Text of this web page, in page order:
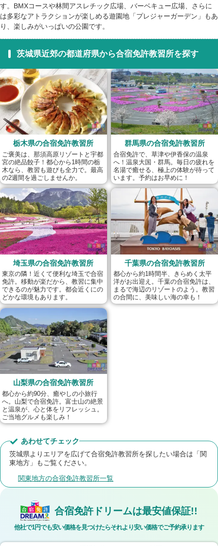
す。BMXコースや林間アスレチック広場、バーベキュー広場、さらに
は多彩なアトラクションが楽しめる遊園地「プレジャーガーデン」もあ
り、楽しみがいっぱいの公園です。
茨城県近郊の都道府県から合宿免許教習所を探す
栃木県の合宿免許教習所
ご褒美は、那須高原リゾートと宇都
宮の絶品餃子！都心から1時間の栃
木なら、教習も遊びも全力で。最高
の2週間を過ごしませんか。
群馬県の合宿免許教習所
合宿免許で、草津や伊香保の温泉
へ！温泉大国・群馬。毎日の疲れを
名湯で癒せる、極上の体験が待って
います。予約はお早めに！
埼玉県の合宿免許教習所
東京の隣！近くて便利な埼玉で合宿
免許。移動が楽だから、教習に集中
できるのが魅力です。都会近くにの
どかな環境もあります。
千葉県の合宿免許教習所
都心から約1時間半、きらめく太平
洋がお出迎え。千葉の合宿免許は、
まるで海辺のリゾートのよう。教習
の合間に、美味しい海の幸も！
山梨県の合宿免許教習所
都心から約90分、癒やしの小旅行
へ。山梨で合宿免許。富士山の絶景
と温泉が、心と体をリフレッシュ。
ご当地グルメも楽しみ！
あわせてチェック
茨城県よりエリアを広げて合宿免許教習所を探したい場合は「関
東地方」もご覧ください。
関東地方の合宿免許教習所一覧
合宿免許ドリームは最安値保証!!
他社で1円でも安い価格を見つけたらそれより安い価格でご予約承ります